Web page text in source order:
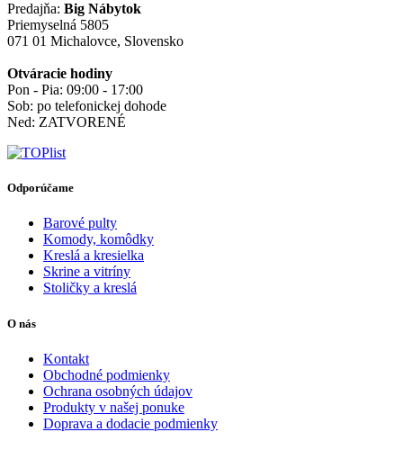
Predajňa: Big Nábytok
Priemyselná 5805
071 01 Michalovce, Slovensko
Otváracie hodiny
Pon - Pia: 09:00 - 17:00
Sob: po telefonickej dohode
Ned: ZATVORENÉ
Odporúčame
Barové pulty
Komody, komôdky
Kreslá a kresielka
Skrine a vitríny
Stoličky a kreslá
O nás
Kontakt
Obchodné podmienky
Ochrana osobných údajov
Produkty v našej ponuke
Doprava a dodacie podmienky